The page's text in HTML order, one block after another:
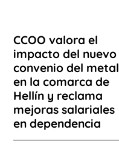
CCOO valora el
impacto del nuevo
convenio del metal
en la comarca de
Hellín y reclama
mejoras salariales
en dependencia